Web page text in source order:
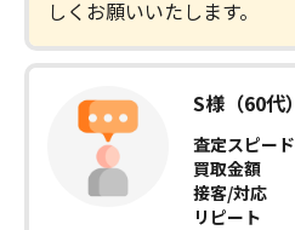
しくお願いいたします。
S様（60代）
査定スピード
買取金額
接客/対応
リピート